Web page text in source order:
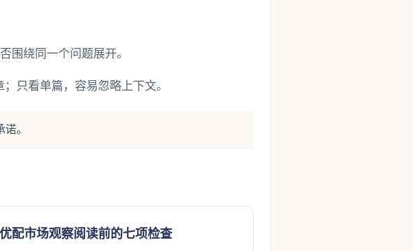
围绕同一个问题展开。
只看单篇，容易忽略上下文。
。
配市场观察阅读前的七项检查